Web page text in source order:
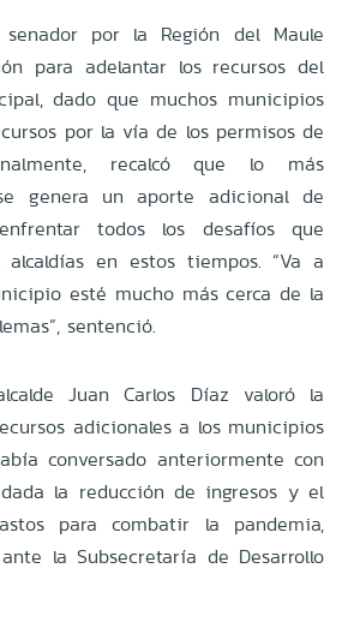
por la Región del Maule
para adelantar los recursos del
dado que muchos municipios
por la vía de los permisos de
recalcó que lo más
genera un aporte adicional de
todos los desafíos que
en estos tiempos. “Va a
esté mucho más cerca de la
sentenció.
Juan Carlos Díaz valoró la
adicionales a los municipios
conversado anteriormente con
la reducción de ingresos y el
para combatir la pandemia,
la Subsecretaría de Desarrollo